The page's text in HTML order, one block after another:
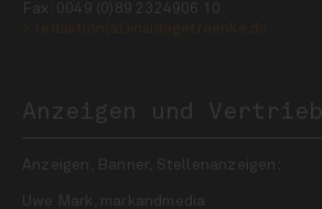
Fax: 0049 (0)89 2324906 10
Anzeigen und Vertrieb
Anzeigen, Banner, Stellenanzeigen:
Uwe Mark, markandmedia